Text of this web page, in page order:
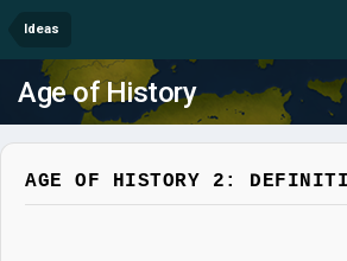
Ideas
Age of History
AGE OF HISTORY 2: